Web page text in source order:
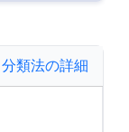
分類法の詳細